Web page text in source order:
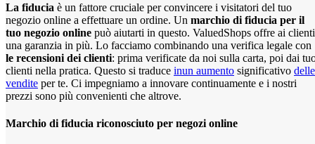
La fiducia è un fattore cruciale per convincere i visitatori del tuo
negozio online a effettuare un ordine. Un marchio di fiducia per il
tuo negozio online può aiutarti in questo. ValuedShops offre ai clienti
una garanzia in più. Lo facciamo combinando una verifica legale con
le recensioni dei clienti: prima verificate da noi sulla carta, poi dai
clienti nella pratica. Questo si traduce inun aumento significativo delle
vendite per te. Ci impegniamo a innovare continuamente e i nostri
prezzi sono più convenienti che altrove.
Marchio di fiducia riconosciuto per negozi online